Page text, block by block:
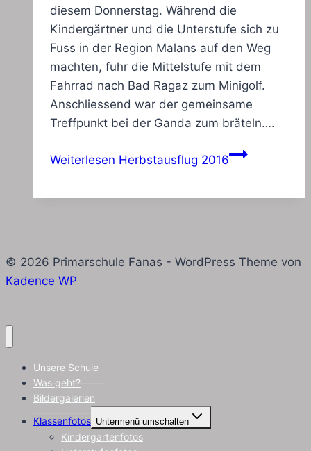
diesem Donnerstag. Während die
Kindergärtner und die Unterstufe sich zu
Fuss in der Region Malans auf den Weg
machten, fuhr die Mittelstufe mit dem
Fahrrad nach Bad Ragaz zum Minigolf.
Anschliessend war der gemeinsame
Treffpunkt bei der Ganda zum bräteln….
Weiterlesen Herbstausflug 2016
© 2026 Primarschule Fanas - WordPress Theme von
Kadence WP
Unsere Schule
Was geht?
Bildergalerien
Klassenfotos Untermenü umschalten
Kindergartenfotos